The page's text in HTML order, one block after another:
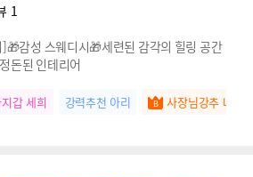
1
감성 스웨디시🎁세련된 감각의 힐링 공간
돈된 인테리어
갑 세희 강력추천 아리 사장님강추 나은